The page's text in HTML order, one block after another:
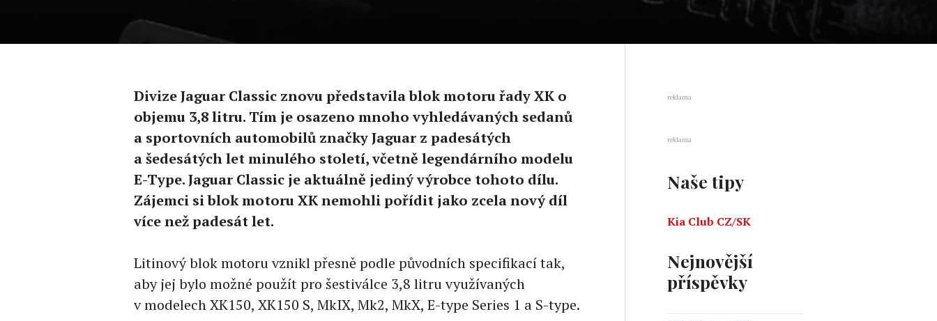
Divize Jaguar Classic znovu představila blok motoru řady XK o
objemu 3,8 litru. Tím je osazeno mnoho vyhledávaných sedanů
a sportovních automobilů značky Jaguar z padesátých
a šedesátých let minulého století, včetně legendárního modelu
E-Type. Jaguar Classic je aktuálně jediný výrobce tohoto dílu.
Zájemci si blok motoru XK nemohli pořídit jako zcela nový díl
více než padesát let.
Litinový blok motoru vznikl přesně podle původních specifikací tak,
aby jej bylo možné použít pro šestiválce 3,8 litru využívaných
v modelech XK150, XK150 S, MkIX, Mk2, MkX, E-type Series 1 a S-type.
reklama
reklama
Naše tipy
Kia Club CZ/SK
Nejnovější
příspěvky